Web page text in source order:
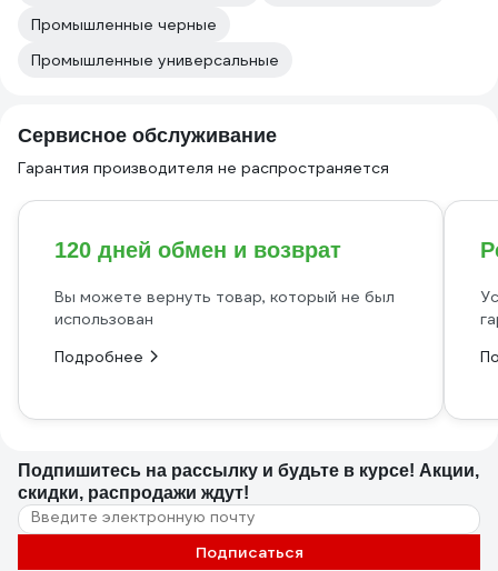
Промышленные черные
Промышленные универсальные
Сервисное обслуживание
Гарантия производителя не распространяется
120 дней обмен и возврат
Вы можете вернуть товар, который не был
использован
Подробнее
Подпишитесь на рассылку и будьте в курсе! Акции,
скидки, распродажи ждут!
Подписаться